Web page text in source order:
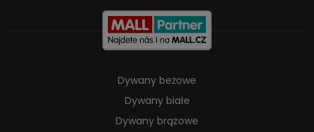
Dywany beżowe
Dywany białe
Dywany brązowe